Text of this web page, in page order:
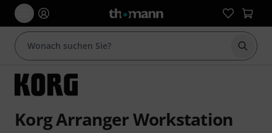
Suche
Korg Arranger Workstation